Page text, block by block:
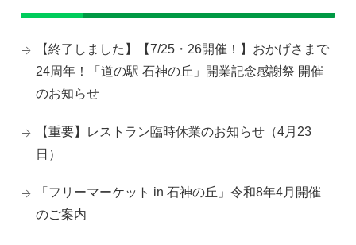
【終了しました】【7/25・26開催！】おかげさまで
24周年！「道の駅 石神の丘」開業記念感謝祭 開催
のお知らせ
【重要】レストラン臨時休業のお知らせ（4月23
日）
「フリーマーケット in 石神の丘」令和8年4月開催
のご案内